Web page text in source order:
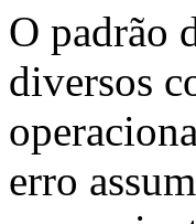
O padrão
diversos
erro